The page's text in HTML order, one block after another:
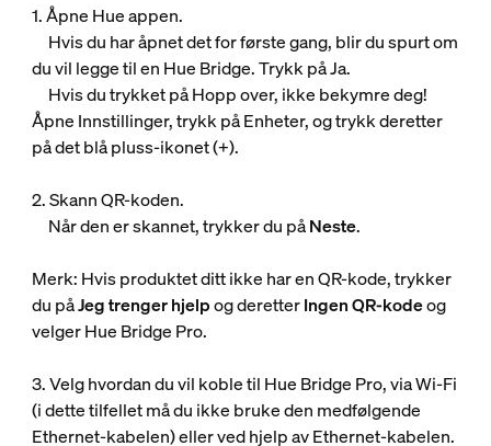
1. Åpne Hue appen.
Hvis du har åpnet det for første gang, blir du spurt om
du vil legge til en Hue Bridge. Trykk på Ja.
Hvis du trykket på Hopp over, ikke bekymre deg!
Åpne Innstillinger, trykk på Enheter, og trykk deretter
på det blå pluss-ikonet (+).
2. Skann QR-koden.
Når den er skannet, trykker du påNeste.
Merk: Hvis produktet ditt ikke har en QR-kode, trykker
du påJeg trenger hjelpog deretterIngen QR-kodeog
velger Hue Bridge Pro.
3. Velg hvordan du vil koble til Hue Bridge Pro, via Wi-Fi
(i dette tilfellet må du ikke bruke den medfølgende
Ethernet-kabelen) eller ved hjelp av Ethernet-kabelen.